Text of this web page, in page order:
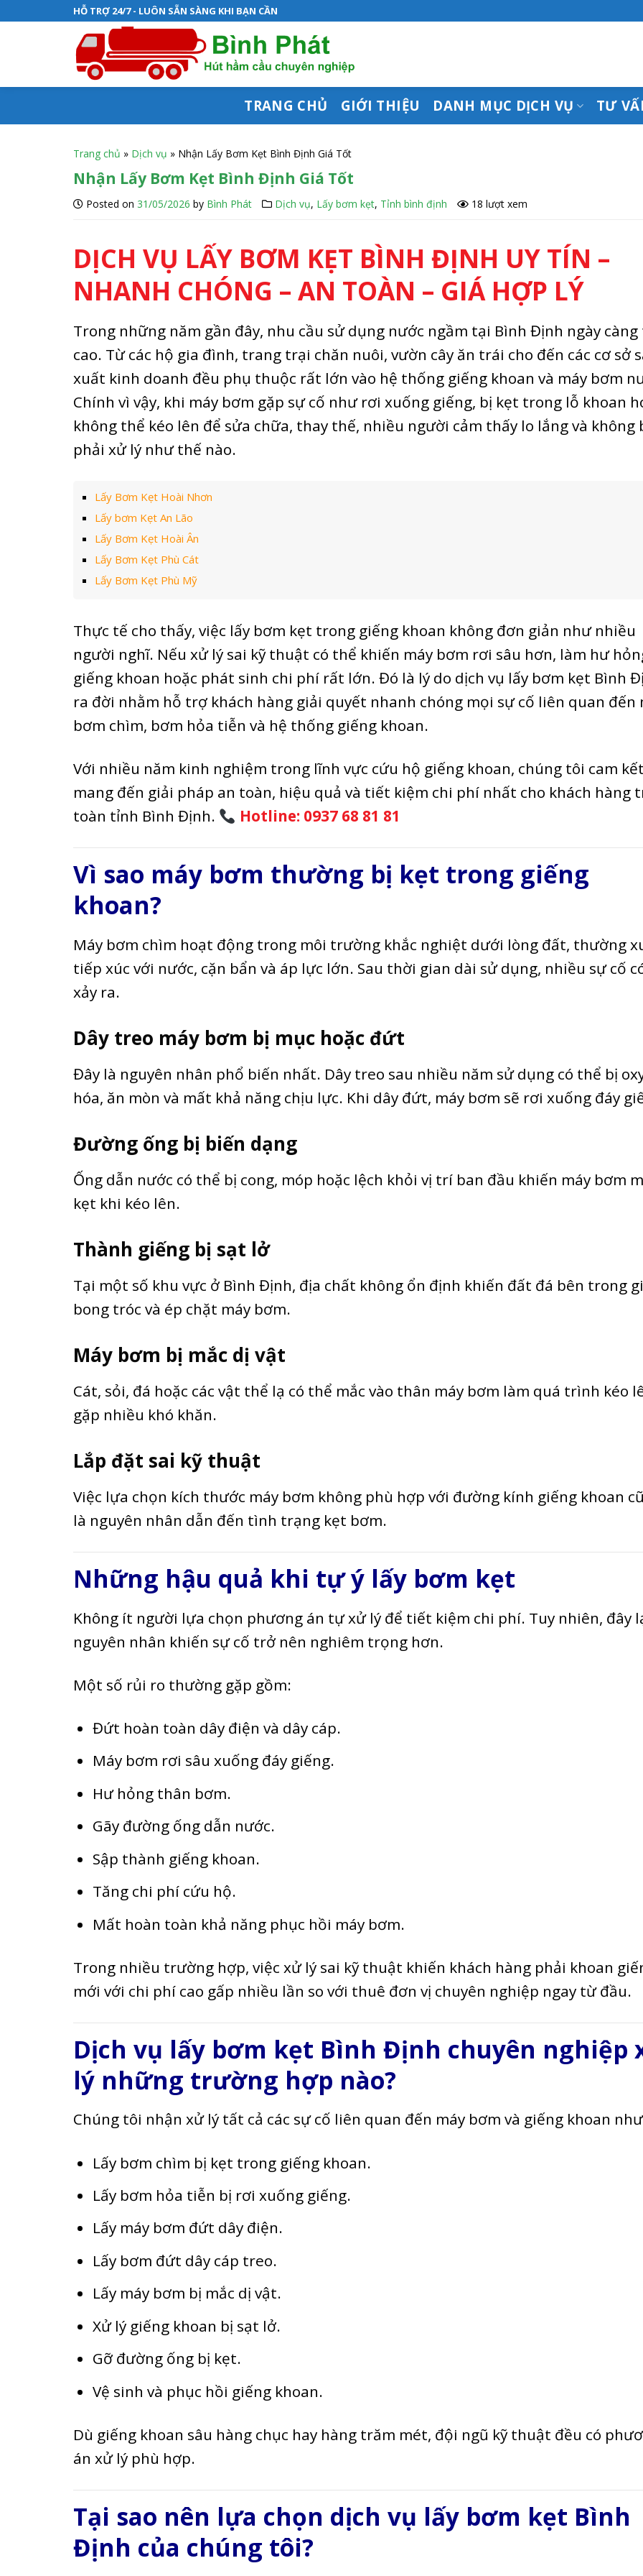
p
o
HỖ TRỢ 24/7 - LUÔN SẴN SÀNG KHI BẠN CẦN
TRANG CHỦ GIỚI THIỆU DANH MỤC DỊCH VỤ TƯ
Trang chủ » Dịch vụ » Nhận Lấy Bơm Kẹt Bình Định Giá Tốt
Nhận Lấy Bơm Kẹt Bình Định Giá Tốt
Posted on 31/05/2026 by Bình Phát Dịch vụ, Lấy bơm kẹt, Tỉnh bình định 18 lượt xem
DỊCH VỤ LẤY BƠM KẸT BÌNH ĐỊNH UY TÍN –
NHANH CHÓNG – AN TOÀN – GIÁ HỢP LÝ
Trong những năm gần đây, nhu cầu sử dụng nước ngầm tại Bình Định ngày
cao. Từ các hộ gia đình, trang trại chăn nuôi, vườn cây ăn trái cho đến các cơ sở
xuất kinh doanh đều phụ thuộc rất lớn vào hệ thống giếng khoan và máy bơm
Chính vì vậy, khi máy bơm gặp sự cố như rơi xuống giếng, bị kẹt trong lỗ khoan
không thể kéo lên để sửa chữa, thay thế, nhiều người cảm thấy lo lắng và không
phải xử lý như thế nào.
Lấy Bơm Kẹt Hoài Nhơn
Lấy bơm Kẹt An Lão
Lấy Bơm Kẹt Hoài Ân
Lấy Bơm Kẹt Phù Cát
Lấy Bơm Kẹt Phù Mỹ
Thực tế cho thấy, việc lấy bơm kẹt trong giếng khoan không đơn giản như nhiều
người nghĩ. Nếu xử lý sai kỹ thuật có thể khiến máy bơm rơi sâu hơn, làm hư
giếng khoan hoặc phát sinh chi phí rất lớn. Đó là lý do dịch vụ lấy bơm kẹt Bình
ra đời nhằm hỗ trợ khách hàng giải quyết nhanh chóng mọi sự cố liên quan đến
bơm chìm, bơm hỏa tiễn và hệ thống giếng khoan.
Với nhiều năm kinh nghiệm trong lĩnh vực cứu hộ giếng khoan, chúng tôi cam
mang đến giải pháp an toàn, hiệu quả và tiết kiệm chi phí nhất cho khách hàng
toàn tỉnh Bình Định.
Hotline: 0937 68 81 81
Vì sao máy bơm thường bị kẹt trong giếng
khoan?
Máy bơm chìm hoạt động trong môi trường khắc nghiệt dưới lòng đất, thường
tiếp xúc với nước, cặn bẩn và áp lực lớn. Sau thời gian dài sử dụng, nhiều sự cố
xảy ra.
Dây treo máy bơm bị mục hoặc đứt
Đây là nguyên nhân phổ biến nhất. Dây treo sau nhiều năm sử dụng có thể bị
hóa, ăn mòn và mất khả năng chịu lực. Khi dây đứt, máy bơm sẽ rơi xuống đáy
Đường ống bị biến dạng
Ống dẫn nước có thể bị cong, móp hoặc lệch khỏi vị trí ban đầu khiến máy bơm
kẹt khi kéo lên.
Thành giếng bị sạt lở
Tại một số khu vực ở Bình Định, địa chất không ổn định khiến đất đá bên trong
bong tróc và ép chặt máy bơm.
Máy bơm bị mắc dị vật
Cát, sỏi, đá hoặc các vật thể lạ có thể mắc vào thân máy bơm làm quá trình kéo
gặp nhiều khó khăn.
Lắp đặt sai kỹ thuật
Việc lựa chọn kích thước máy bơm không phù hợp với đường kính giếng khoan
là nguyên nhân dẫn đến tình trạng kẹt bơm.
Những hậu quả khi tự ý lấy bơm kẹt
Không ít người lựa chọn phương án tự xử lý để tiết kiệm chi phí. Tuy nhiên, đây
nguyên nhân khiến sự cố trở nên nghiêm trọng hơn.
Một số rủi ro thường gặp gồm:
Đứt hoàn toàn dây điện và dây cáp.
Máy bơm rơi sâu xuống đáy giếng.
Hư hỏng thân bơm.
Gãy đường ống dẫn nước.
Sập thành giếng khoan.
Tăng chi phí cứu hộ.
Mất hoàn toàn khả năng phục hồi máy bơm.
Trong nhiều trường hợp, việc xử lý sai kỹ thuật khiến khách hàng phải khoan
mới với chi phí cao gấp nhiều lần so với thuê đơn vị chuyên nghiệp ngay từ đầu.
Dịch vụ lấy bơm kẹt Bình Định chuyên nghiệp
lý những trường hợp nào?
Chúng tôi nhận xử lý tất cả các sự cố liên quan đến máy bơm và giếng khoan
Lấy bơm chìm bị kẹt trong giếng khoan.
Lấy bơm hỏa tiễn bị rơi xuống giếng.
Lấy máy bơm đứt dây điện.
Lấy bơm đứt dây cáp treo.
Lấy máy bơm bị mắc dị vật.
Xử lý giếng khoan bị sạt lở.
Gỡ đường ống bị kẹt.
Vệ sinh và phục hồi giếng khoan.
Dù giếng khoan sâu hàng chục hay hàng trăm mét, đội ngũ kỹ thuật đều có
án xử lý phù hợp.
Tại sao nên lựa chọn dịch vụ lấy bơm kẹt Bình
Định của chúng tôi?